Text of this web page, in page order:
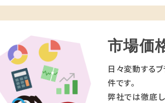
市場価
日々変動する
件です。
弊社では徹底